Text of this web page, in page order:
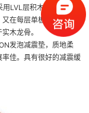
LVL层积木龙骨，具有
在每层单板之间有环保
木龙骨。
发泡减震垫，质地柔
佳。具有很好的减震缓